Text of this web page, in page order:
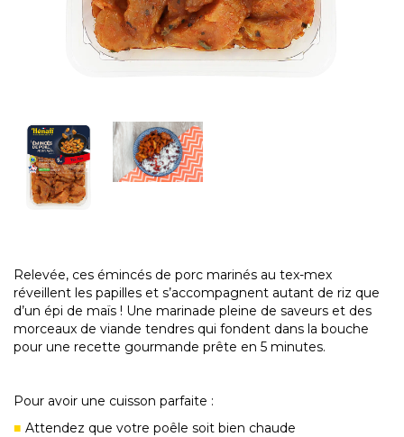
Relevée, ces émincés de porc marinés au tex-mex
réveillent les papilles et s’accompagnent autant de riz que
d’un épi de maïs ! Une marinade pleine de saveurs et des
morceaux de viande tendres qui fondent dans la bouche
pour une recette gourmande prête en 5 minutes.
Pour avoir une cuisson parfaite :
Attendez que votre poêle soit bien chaude